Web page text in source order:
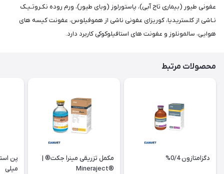
عفونی طیور (بیماری تاج آبی)، پاستورلوز (وبای طیور)، ورم روده نکـروتـیـک
نـاشی از کلستریدیا، کوریزای عفونی ناشی از هموفیلوس، عفونت کیسه های
هوایی، سالمونلوز و عفونت های استافیلوکوکی کاربرد دارد.
محصولات مرتبط
دگزامتازون 0/4%
مکمل تزریقی مینرا جکت® |
®Mineraject
میلی